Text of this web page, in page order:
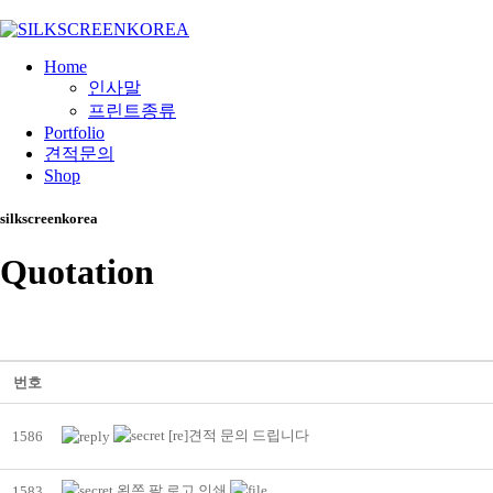
Home
인사말
프린트종류
Portfolio
견적문의
Shop
silkscreenkorea
Quotation
번호
1586 [re]견적 문의 드립니다